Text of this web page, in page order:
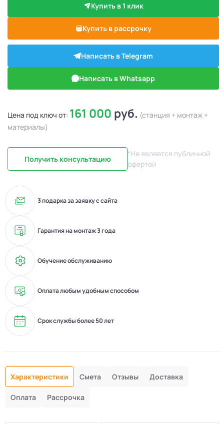
Купить в 1 клик
Купить в рассрочку
Написать в Telegram
Написать в Whatsapp
Цена под ключ от: 161 000 руб. (станция + монтаж +
материалы)
Получить консультацию
*Не является публичной
офертой
3 подарка за заявку с сайта
Гарантия на монтаж 3 года
Обучение обслуживанию
Оплата любым удобным способом
Срок службы более 50 лет
Характеристики Смета Отзывы Доставка
Оплата Рассрочка